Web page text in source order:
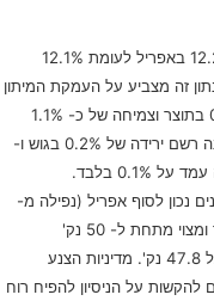
האבטלה בגוש היורו ממשיכה לטפס ועמדה על 12.2% באפריל לעומת 12.1%
כ- 19.375 מיליון מובטלים (גרף 5). נתון זה מצביע על העמקת המיתון
ותחזית ה-OECD המעודכנת צופה נסיגה של 0.6% בתוצר וצמיחה של כ- 1.1%
בשנת 2014. אומדן התוצר לרבעון הראשון של השנה רשם ירידה של 0.2% בגוש ו-
0.1% באיחוד, כאשר שיעור הגידול בתוצר בגרמניה עמד על 0.1% בלבד.
12 החודשים האחרונים נכון לסוף אפריל (נפילה מ-
1.7% במרץ), ומדד מנהלי הרכש (PMI) עודנו נמוך ומצוי מתחת ל- 50 נק'
(התכווצות), אך הקריאה היתה מעל הצפי ועמדה על 47.8 נק'. מדיניות הצנע
על הניסיון להפיח רוח